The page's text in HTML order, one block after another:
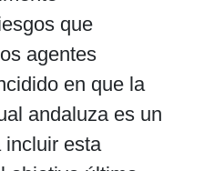
que
agentes
en que la
andaluza es un
incluir esta